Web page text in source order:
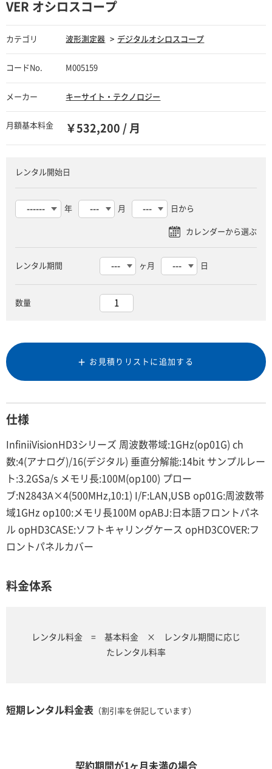
VER オシロスコープ
カテゴリ 波形測定器 デジタルオシロスコープ
コードNo. M005159
メーカー キーサイト・テクノロジー
月額基本料金 ￥532,200 / 月
レンタル開始日
年 月 日から
レンタル期間 ヶ月 日
数量
お見積りリストに追加する
仕様
InfiniiVisionHD3シリーズ 周波数帯域:1GHz(op01G) ch
数:4(アナログ)/16(デジタル) 垂直分解能:14bit サンプルレー
ト:3.2GSa/s メモリ長:100M(op100) プロー
ブ:N2843A×4(500MHz,10:1) I/F:LAN,USB op01G:周波数帯
域1GHz op100:メモリ長100M opABJ:日本語フロントパネ
ル opHD3CASE:ソフトキャリングケース opHD3COVER:フ
ロントパネルカバー
料金体系
レンタル料金 = 基本料金 × レンタル期間に応じ
たレンタル料率
短期レンタル料金表 （割引率を併記しています）
契約期間が1ヶ月未満の場合